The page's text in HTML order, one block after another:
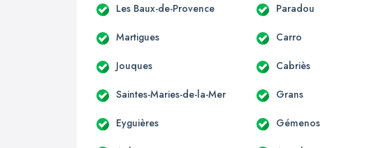
Les Baux-de-Provence Paradou
Martigues Carro
Jouques Cabriès
Saintes-Maries-de-la-Mer Grans
Eyguières Gémenos